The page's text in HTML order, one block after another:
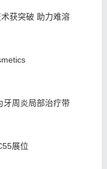
获突破 助力难溶
牙周炎局部治疗带
展位